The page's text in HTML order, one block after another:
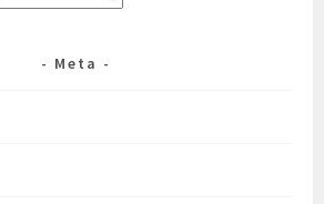
Meta